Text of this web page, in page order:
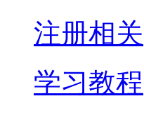
注册相关
学习教程